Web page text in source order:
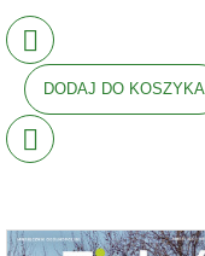
DODAJ DO KOSZYKA